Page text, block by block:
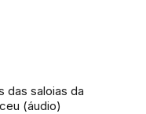
das saloias da
(áudio)